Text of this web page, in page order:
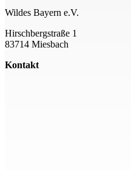
Wildes Bayern e.V.
Hirschbergstraße 1
83714 Miesbach
Kontakt